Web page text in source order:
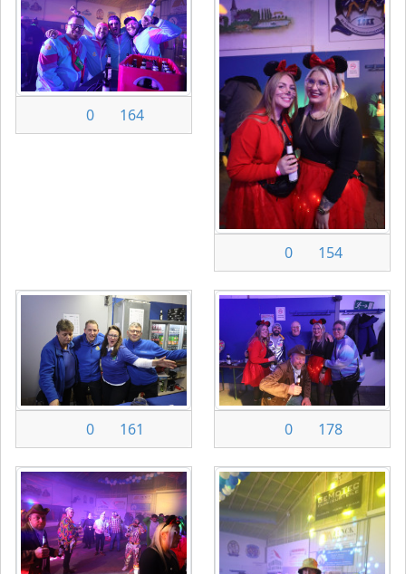
0 164
0 154
0 161 0 178